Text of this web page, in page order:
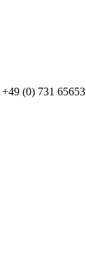
+49 (0) 731 65653